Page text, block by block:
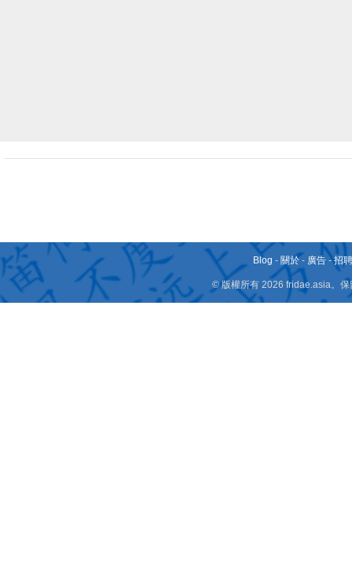
Blog - 關於 - 廣告 -招
© 版權所有 2026 fridae.asia。